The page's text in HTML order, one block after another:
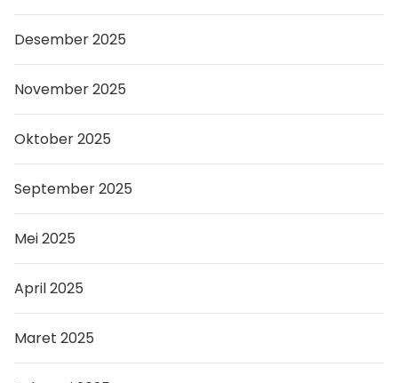
Desember 2025
November 2025
Oktober 2025
September 2025
Mei 2025
April 2025
Maret 2025